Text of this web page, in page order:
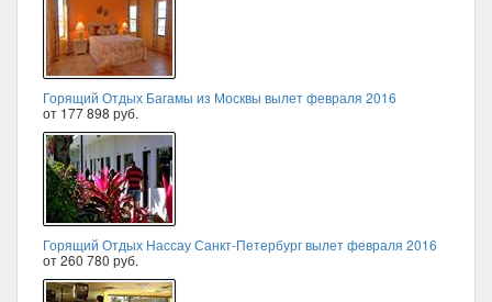
Горящий Отдых Багамы из Москвы вылет февраля 2016
от 177 898 руб.
Горящий Отдых Нассау Санкт-Петербург вылет февраля 2016
от 260 780 руб.